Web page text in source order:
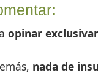
opinar
nada de